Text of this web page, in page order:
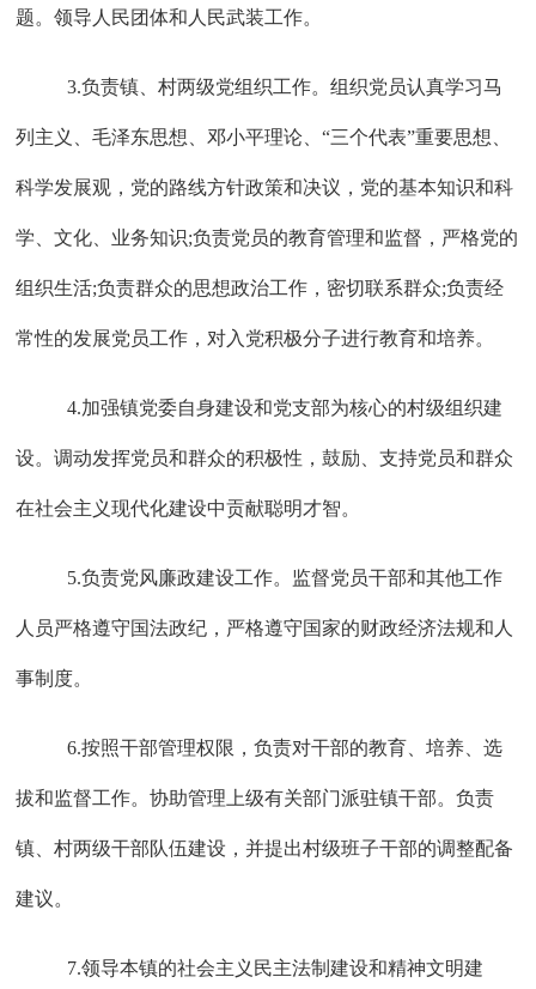
题。领导人民团体和人民武装工作。
3.负责镇、村两级党组织工作。组织党员认真学习马
列主义、毛泽东思想、邓小平理论、“三个代表”重要思想、
科学发展观，党的路线方针政策和决议，党的基本知识和科
学、文化、业务知识;负责党员的教育管理和监督，严格党的
组织生活;负责群众的思想政治工作，密切联系群众;负责经
常性的发展党员工作，对入党积极分子进行教育和培养。
4.加强镇党委自身建设和党支部为核心的村级组织建
设。调动发挥党员和群众的积极性，鼓励、支持党员和群众
在社会主义现代化建设中贡献聪明才智。
5.负责党风廉政建设工作。监督党员干部和其他工作
人员严格遵守国法政纪，严格遵守国家的财政经济法规和人
事制度。
6.按照干部管理权限，负责对干部的教育、培养、选
拔和监督工作。协助管理上级有关部门派驻镇干部。负责
镇、村两级干部队伍建设，并提出村级班子干部的调整配备
建议。
7.领导本镇的社会主义民主法制建设和精神文明建